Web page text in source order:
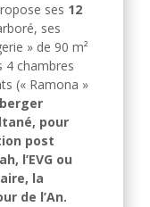
ses 12
ses
» de 90 m²
4 chambres
(« Ramona »
pour
post
l’EVG ou
la
de l’An.